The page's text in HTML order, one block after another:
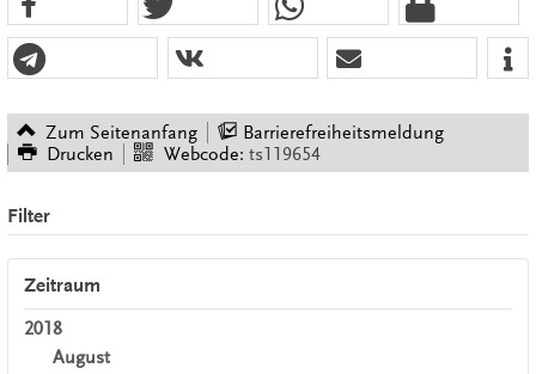
Zum Seitenanfang
Barrierefreiheitsmeldung
Drucken
Webcode: ts119654
Filter
Zeitraum
2018
August